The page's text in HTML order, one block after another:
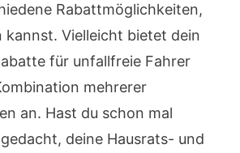
Rabattmöglichkeiten,
kannst. Vielleicht bietet dein
für unfallfreie Fahrer
mehrerer
an. Hast du schon mal
deine Hausrats- und